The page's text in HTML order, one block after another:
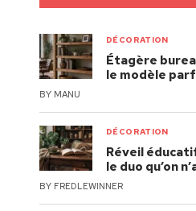
DÉCORATION
Étagère
le modèle
BY MANU
DÉCORATION
Réveil
le duo qu’on
BY FREDLEWINNER